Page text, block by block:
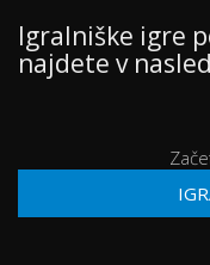
Igralniške igre
najdete v